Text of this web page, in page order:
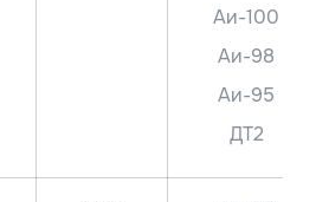
Аи-100
Аи-98
Аи-95
ДТ2